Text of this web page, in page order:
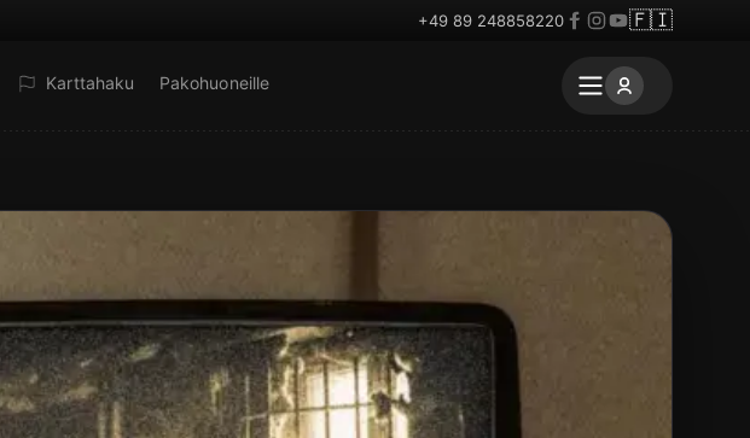
+49 89 248858220 🇫🇮
Karttahaku Pakohuoneille